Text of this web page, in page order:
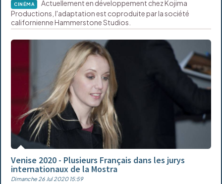
CINÉMA
Actuellement en développement chez Kojima
Productions, l'adaptation est coproduite par la société
californienne Hammerstone Studios.
Venise 2020 - Plusieurs Français dans les jurys
internationaux de la Mostra
Dimanche 26 Jul 2020 15:59